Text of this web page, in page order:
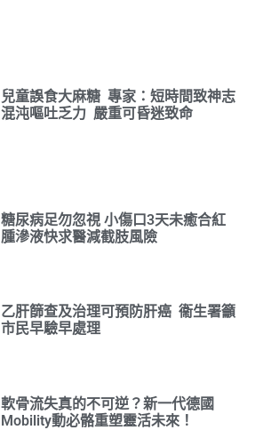
兒童誤食大麻糖 專家：短時間致神志
混沌嘔吐乏力 嚴重可昏迷致命
糖尿病足勿忽視 小傷口3天未癒合紅
腫滲液快求醫減截肢風險
乙肝篩查及治理可預防肝癌 衞生署籲
市民早驗早處理
軟骨流失真的不可逆？新一代德國
Mobility動必骼重塑靈活未來！